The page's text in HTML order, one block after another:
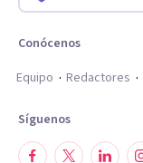
Conócenos
Equipo
Redactores
Síguenos